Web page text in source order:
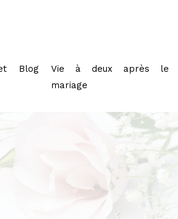
Blog
Vie à deux après le
mariage